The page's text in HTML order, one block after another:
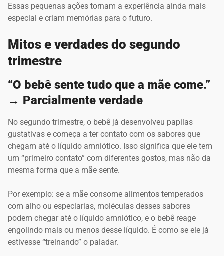
Essas pequenas ações tornam a experiência ainda mais
especial e criam memórias para o futuro.
Mitos e verdades do segundo
trimestre
“O bebê sente tudo que a mãe come.”
→ Parcialmente verdade
No segundo trimestre, o bebê já desenvolveu papilas
gustativas e começa a ter contato com os sabores que
chegam até o líquido amniótico. Isso significa que ele tem
um “primeiro contato” com diferentes gostos, mas não da
mesma forma que a mãe sente.
Por exemplo: se a mãe consome alimentos temperados
com alho ou especiarias, moléculas desses sabores
podem chegar até o líquido amniótico, e o bebê reage
engolindo mais ou menos desse líquido. É como se ele já
estivesse “treinando” o paladar.